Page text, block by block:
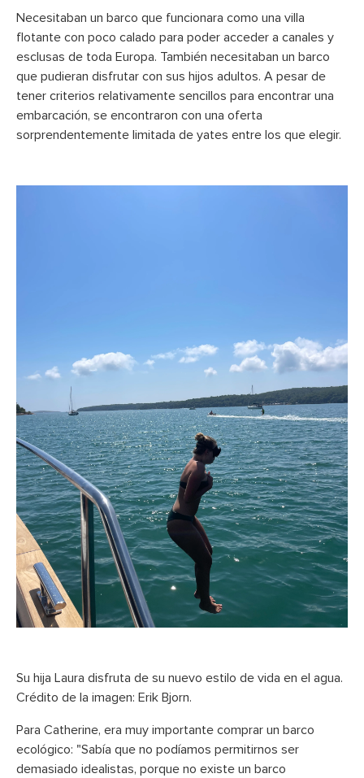
Necesitaban un barco que funcionara como una villa
flotante con poco calado para poder acceder a canales y
esclusas de toda Europa. También necesitaban un barco
que pudieran disfrutar con sus hijos adultos. A pesar de
tener criterios relativamente sencillos para encontrar una
embarcación, se encontraron con una oferta
sorprendentemente limitada de yates entre los que elegir.
Su hija Laura disfruta de su nuevo estilo de vida en el agua.
Crédito de la imagen: Erik Bjorn.
Para Catherine, era muy importante comprar un barco
ecológico: "Sabía que no podíamos permitirnos ser
demasiado idealistas, porque no existe un barco